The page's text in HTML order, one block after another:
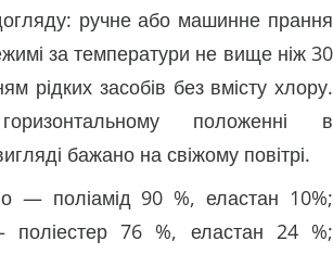
ручне або машинне прання
за температури не вище ніж 30
рідких засобів без вмісту хлору.
положенні в
бажано на свіжому повітрі.
— поліамід 90 %, еластан 10%;
поліестер 76 %, еластан 24 %;